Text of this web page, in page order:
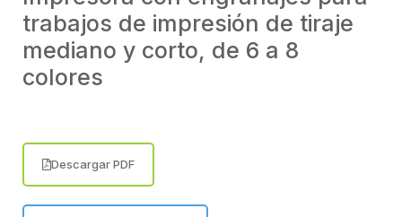
trabajos de impresión de tiraje
mediano y corto, de 6 a 8
colores
Descargar PDF